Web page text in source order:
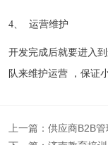
4、 运营维护
开发完成后就要进入
队来维护运营 ，保证
上一篇： 供应商B2B